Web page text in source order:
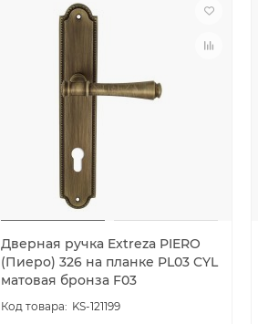
Дверная ручка Extreza PIERO
(Пиеро) 326 на планке PL03 CYL
матовая бронза F03
KS-121199